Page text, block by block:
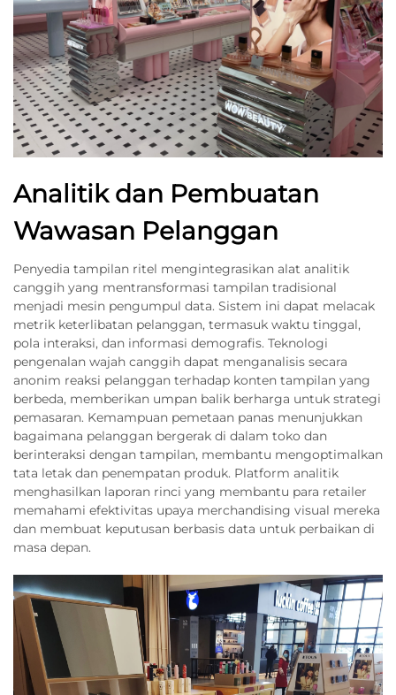
Analitik dan Pembuatan
Wawasan Pelanggan
Penyedia tampilan ritel mengintegrasikan alat analitik
canggih yang mentransformasi tampilan tradisional
menjadi mesin pengumpul data. Sistem ini dapat melacak
metrik keterlibatan pelanggan, termasuk waktu tinggal,
pola interaksi, dan informasi demografis. Teknologi
pengenalan wajah canggih dapat menganalisis secara
anonim reaksi pelanggan terhadap konten tampilan yang
berbeda, memberikan umpan balik berharga untuk strategi
pemasaran. Kemampuan pemetaan panas menunjukkan
bagaimana pelanggan bergerak di dalam toko dan
berinteraksi dengan tampilan, membantu mengoptimalkan
tata letak dan penempatan produk. Platform analitik
menghasilkan laporan rinci yang membantu para retailer
memahami efektivitas upaya merchandising visual mereka
dan membuat keputusan berbasis data untuk perbaikan di
masa depan.